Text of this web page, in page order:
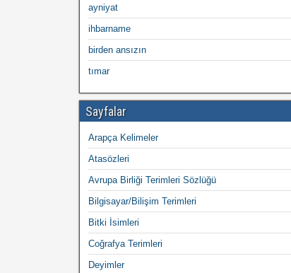
ayniyat
ihbarname
birden ansızın
tımar
Sayfalar
Arapça Kelimeler
Atasözleri
Avrupa Birliği Terimleri Sözlüğü
Bilgisayar/Bilişim Terimleri
Bitki İsimleri
Coğrafya Terimleri
Deyimler